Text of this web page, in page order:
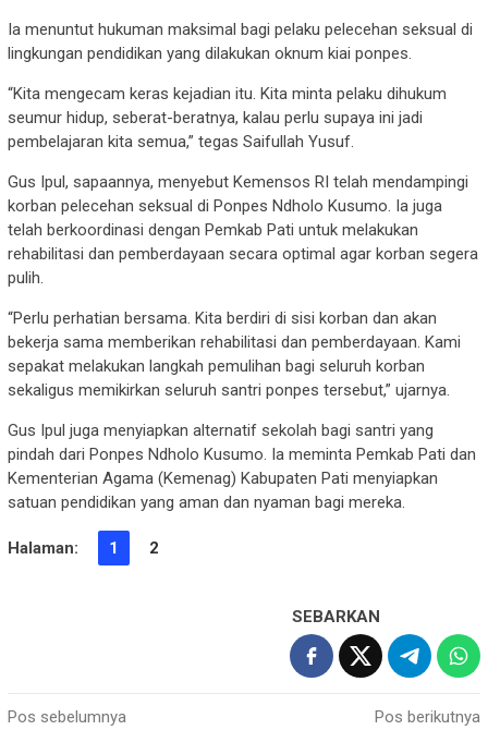
Ia menuntut hukuman maksimal bagi pelaku pelecehan seksual di
lingkungan pendidikan yang dilakukan oknum kiai ponpes.
“Kita mengecam keras kejadian itu. Kita minta pelaku dihukum
seumur hidup, seberat-beratnya, kalau perlu supaya ini jadi
pembelajaran kita semua,” tegas Saifullah Yusuf.
Gus Ipul, sapaannya, menyebut Kemensos RI telah mendampingi
korban pelecehan seksual di Ponpes Ndholo Kusumo. Ia juga
telah berkoordinasi dengan Pemkab Pati untuk melakukan
rehabilitasi dan pemberdayaan secara optimal agar korban segera
pulih.
“Perlu perhatian bersama. Kita berdiri di sisi korban dan akan
bekerja sama memberikan rehabilitasi dan pemberdayaan. Kami
sepakat melakukan langkah pemulihan bagi seluruh korban
sekaligus memikirkan seluruh santri ponpes tersebut,” ujarnya.
Gus Ipul juga menyiapkan alternatif sekolah bagi santri yang
pindah dari Ponpes Ndholo Kusumo. Ia meminta Pemkab Pati dan
Kementerian Agama (Kemenag) Kabupaten Pati menyiapkan
satuan pendidikan yang aman dan nyaman bagi mereka.
Halaman: 1 2
SEBARKAN
Navigasi
Pos sebelumnya
Pos berikutnya